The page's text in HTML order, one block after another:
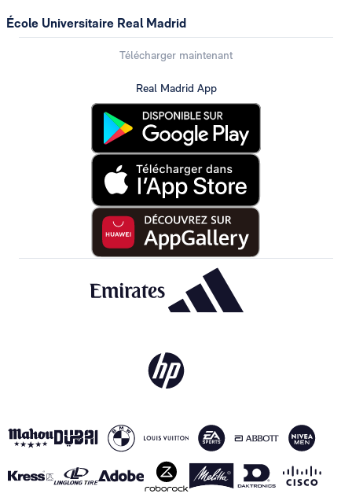
École Universitaire Real Madrid
Télécharger maintenant
Real Madrid App